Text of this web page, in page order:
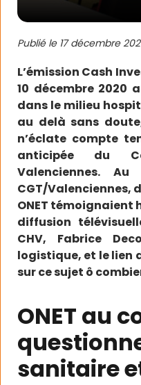
Publié le 17 décembre
L’émission Cash
10 décembre 2020
dans le milieu
au delà sans
n’éclate compte
anticipée du
Valenciennes.
CGT/Valenciennes,
ONET témoignaient
diffusion
CHV, Fabrice
logistique, et le lien
sur ce sujet ô
ONET au
sanitaire